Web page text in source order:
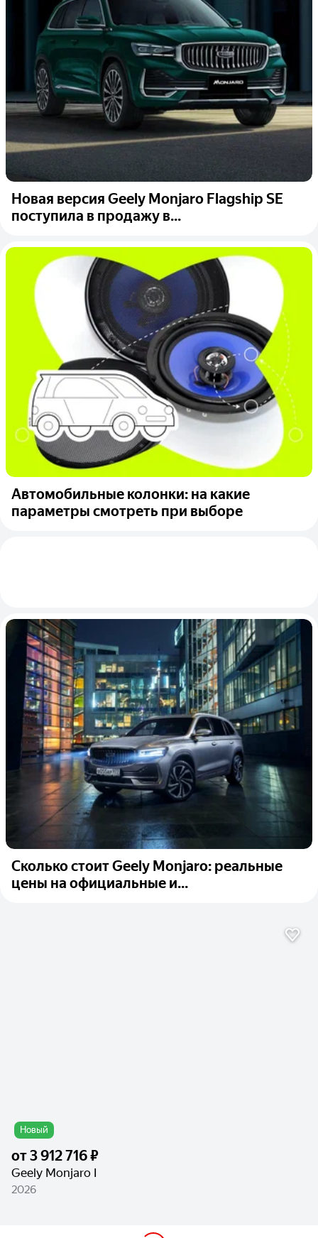
Новая версия Geely Monjaro Flagship SE
поступила в продажу в...
Автомобильные колонки: на какие
параметры смотреть при выборе
Сколько стоит Geely Monjaro: реальные
цены на официальные и...
Новый
от3 912 716 ₽
Geely Monjaro I
2026